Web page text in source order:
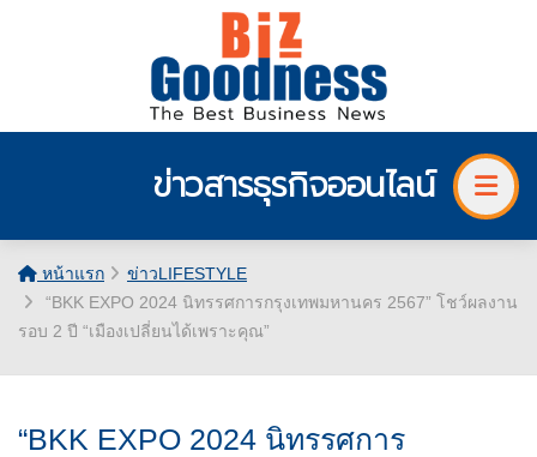
ข่าวสารธุรกิจออนไลน์
หน้าแรก
ข่าวLIFESTYLE
“BKK EXPO 2024 นิทรรศการกรุงเทพมหานคร 2567” โชว์ผลงาน
รอบ 2 ปี “เมืองเปลี่ยนได้เพราะคุณ”
“BKK EXPO 2024 นิทรรศการ